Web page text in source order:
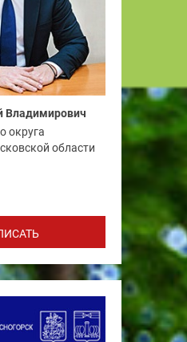
Владимирович
округа
области